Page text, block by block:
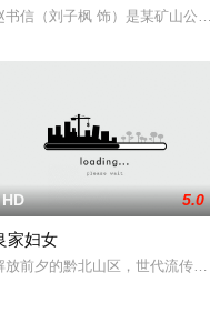
全隐蔽的住所将自己完全封
书信（刘子枫 饰）是某矿山公
HD 5.0
家妇女
放前夕的黔北山区，世代流传